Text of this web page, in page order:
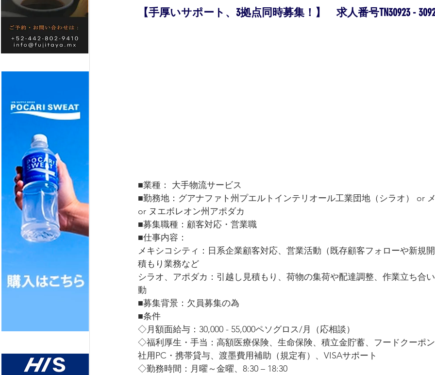
【手厚いサポート、3拠点同時募集！】　求人番号TN30923 -
■業種： 大手物流サービス
■勤務地：グアナファト州プエルトインテリオール工業団地（シラオ） or
or ヌエボレオン州アポダカ
■募集職種：顧客対応・営業職
■仕事内容：
メキシコシティ：日系企業顧客対応、営業活動（既存顧客フォローや新規
積もり業務など
シラオ、アポダカ：引越し見積もり、荷物の集荷や配達調整、作業立ち合
動
■募集背景：欠員募集の為
■条件
◇月額面給与：30,000 - 55,000ペソグロス/月（応相談）
◇福利厚生・手当：高額医療保険、生命保険、積立金貯蓄、フードクーポ
社用PC・携帯貸与、渡墨費用補助（規定有）、VISAサポート
◇勤務時間：月曜～金曜、8:30 – 18:30